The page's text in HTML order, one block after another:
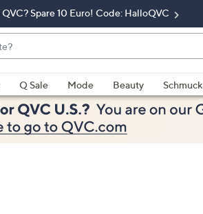
Spare 10 Euro! Code: HalloQVC
Q Sale Mode Beauty Schmuck